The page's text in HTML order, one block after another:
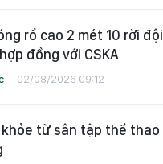
rổ cao 2 mét 10 rời đội
đồng với CSKA
02/08/2026 09:12
khỏe từ sân tập thể thao